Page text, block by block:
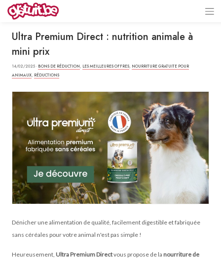
Ultra Premium Direct : nutrition animale à
mini prix
14/02/2025 · BONS DE RÉDUCTION, LES MEILLEURES OFFRES, NOURRITURE GRATUITE POUR
ANIMAUX, RÉDUCTIONS
Dénicher une alimentation de qualité, facilement digestible et fabriquée
sans céréales pour votre animal n'est pas simple !
Heureusement, Ultra Premium Directvous propose de la nourriture de